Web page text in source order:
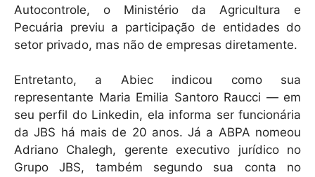
Autocontrole, o Ministério da Agricultura e
Pecuária previu a participação de entidades do
setor privado, mas não de empresas diretamente.
Entretanto, a Abiec indicou como sua
representante Maria Emilia Santoro Raucci — em
seu perfil do Linkedin, ela informa ser funcionária
da JBS há mais de 20 anos. Já a ABPA nomeou
Adriano Chalegh, gerente executivo jurídico no
Grupo JBS, também segundo sua conta no